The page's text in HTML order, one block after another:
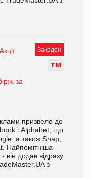
Закрдон
ТМ
Акції
за
призвело до
і Alphabet, що
а також Snap,
Найпомітніша
- він додав відразу
з